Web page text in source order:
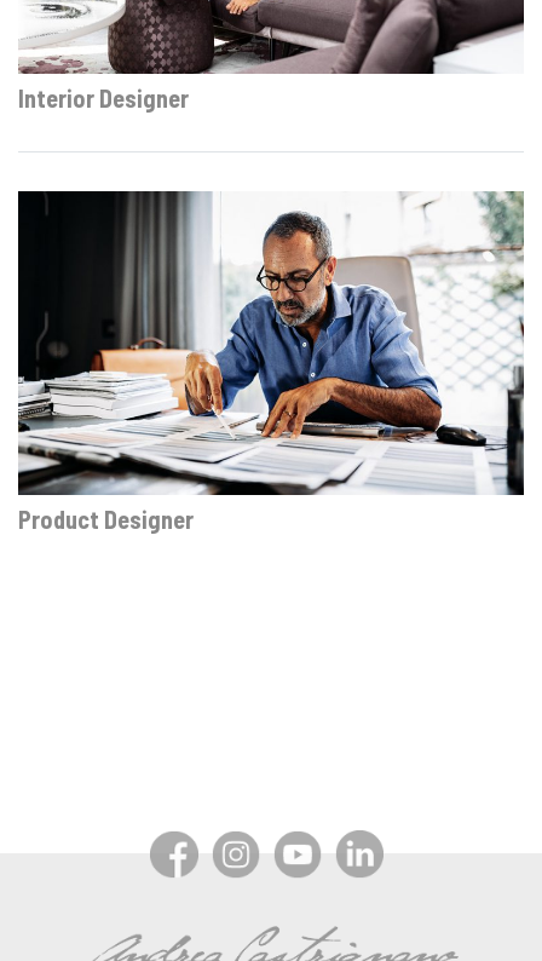
Interior Designer
Product Designer